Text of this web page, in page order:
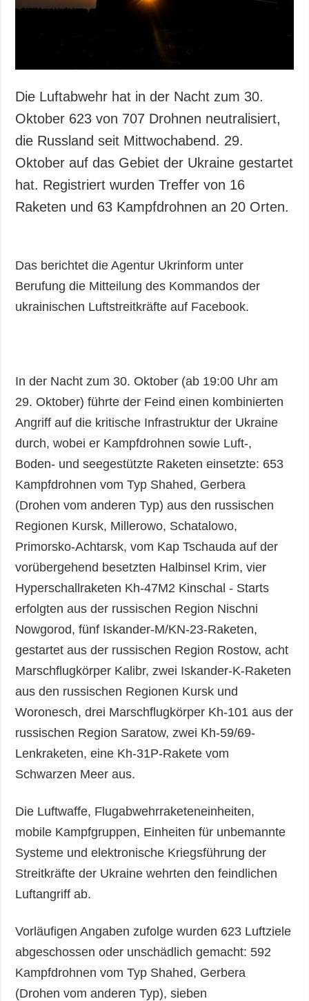
Die Luftabwehr hat in der Nacht zum 30.
Oktober 623 von 707 Drohnen neutralisiert,
die Russland seit Mittwochabend. 29.
Oktober auf das Gebiet der Ukraine gestartet
hat. Registriert wurden Treffer von 16
Raketen und 63 Kampfdrohnen an 20 Orten.
Das berichtet die Agentur Ukrinform unter
Berufung die Mitteilung des Kommandos der
ukrainischen Luftstreitkräfte auf Facebook.
In der Nacht zum 30. Oktober (ab 19:00 Uhr am
29. Oktober) führte der Feind einen kombinierten
Angriff auf die kritische Infrastruktur der Ukraine
durch, wobei er Kampfdrohnen sowie Luft-,
Boden- und seegestützte Raketen einsetzte: 653
Kampfdrohnen vom Typ Shahed, Gerbera
(Drohen vom anderen Typ) aus den russischen
Regionen Kursk, Millerowo, Schatalowo,
Primorsko-Achtarsk, vom Kap Tschauda auf der
vorübergehend besetzten Halbinsel Krim, vier
Hyperschallraketen Kh-47M2 Kinschal - Starts
erfolgten aus der russischen Region Nischni
Nowgorod, fünf Iskander-M/KN-23-Raketen,
gestartet aus der russischen Region Rostow, acht
Marschflugkörper Kalibr, zwei Iskander-K-Raketen
aus den russischen Regionen Kursk und
Woronesch, drei Marschflugkörper Kh-101 aus der
russischen Region Saratow, zwei Kh-59/69-
Lenkraketen, eine Kh-31P-Rakete vom
Schwarzen Meer aus.
Die Luftwaffe, Flugabwehrraketeneinheiten,
mobile Kampfgruppen, Einheiten für unbemannte
Systeme und elektronische Kriegsführung der
Streitkräfte der Ukraine wehrten den feindlichen
Luftangriff ab.
Vorläufigen Angaben zufolge wurden 623 Luftziele
abgeschossen oder unschädlich gemacht: 592
Kampfdrohnen vom Typ Shahed, Gerbera
(Drohen vom anderen Typ), sieben